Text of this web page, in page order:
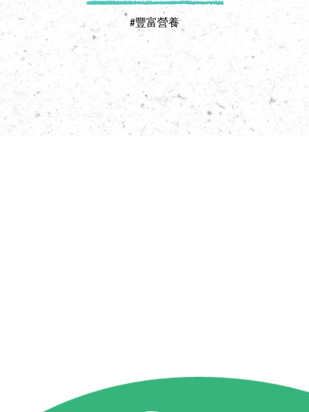
#豐富營養